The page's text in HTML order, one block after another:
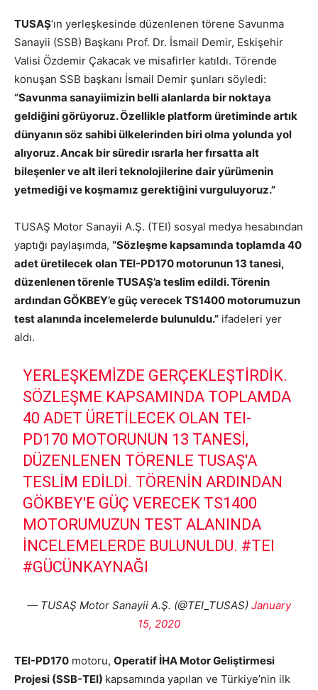
TUSAŞ‘ın yerleşkesinde düzenlenen törene Savunma
Sanayii (SSB) Başkanı Prof. Dr. İsmail Demir, Eskişehir
Valisi Özdemir Çakacak ve misafirler katıldı. Törende
konuşan SSB başkanı İsmail Demir şunları söyledi:
“Savunma sanayiimizin belli alanlarda bir noktaya
geldiğini görüyoruz. Özellikle platform üretiminde artık
dünyanın söz sahibi ülkelerinden biri olma yolunda yol
alıyoruz. Ancak bir süredir ısrarla her fırsatta alt
bileşenler ve alt ileri teknolojilerine dair yürümenin
yetmediği ve koşmamız gerektiğini vurguluyoruz.”
TUSAŞ Motor Sanayii A.Ş. (TEI) sosyal medya hesabından
yaptığı paylaşımda, “Sözleşme kapsamında toplamda 40
adet üretilecek olan TEI-PD170 motorunun 13 tanesi,
düzenlenen törenle TUSAŞ’a teslim edildi. Törenin
ardından GÖKBEY’e güç verecek TS1400 motorumuzun
test alanında incelemelerde bulunuldu.” ifadeleri yer
aldı.
YERLEŞKEMIZDE GERÇEKLEŞTIRDIK.
SÖZLEŞME KAPSAMINDA TOPLAMDA
40 ADET ÜRETILECEK OLAN TEI-
PD170 MOTORUNUN 13 TANESI,
DÜZENLENEN TÖRENLE TUSAŞ'A
TESLIM EDILDI. TÖRENIN ARDINDAN
GÖKBEY'E GÜÇ VERECEK TS1400
MOTORUMUZUN TEST ALANINDA
INCELEMELERDE BULUNULDU. #TEI
#GÜCÜNKAYNAĞI
— TUSAŞ Motor Sanayii A.Ş. (@TEI_TUSAS) January
15, 2020
TEI-PD170 motoru, Operatif İHA Motor Geliştirmesi
Projesi (SSB-TEI) kapsamında yapılan ve Türkiye’nin ilk